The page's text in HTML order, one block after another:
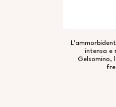
intensa e
Gelsomino,